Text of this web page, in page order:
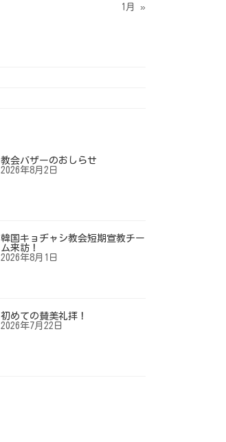
1月 »
教会バザーのおしらせ
2026年8月2日
韓国キョヂャシ教会短期宣教チー
ム来訪！
2026年8月1日
初めての賛美礼拝！
2026年7月22日